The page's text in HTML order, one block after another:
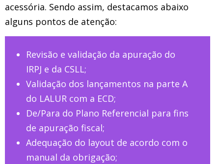
acessória. Sendo assim, destacamos abaixo
alguns pontos de atenção:
Revisão e validação da apuração do
IRPJ e da CSLL;
Validação dos lançamentos na parte A
do LALUR com a ECD;
De/Para do Plano Referencial para fins
de apuração fiscal;
Adequação do layout de acordo com o
manual da obrigação;